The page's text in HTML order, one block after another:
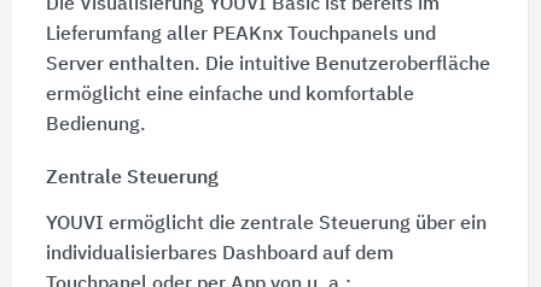
Die Visualisierung YOUVI Basic ist bereits im
Lieferumfang aller PEAKnx Touchpanels und
Server enthalten. Die intuitive Benutzeroberfläche
ermöglicht eine einfache und komfortable
Bedienung.
Zentrale Steuerung
YOUVI ermöglicht die zentrale Steuerung über ein
individualisierbares Dashboard auf dem